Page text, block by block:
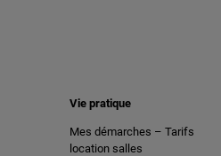
Vie pratique
Mes démarches – Tarifs
location salles